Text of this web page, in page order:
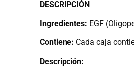
DESCRIPCIÓN
Ingredientes: EGF
Contiene: Cada caja
Descripción: